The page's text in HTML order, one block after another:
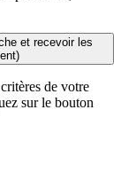
et recevoir les
de votre
sur le bouton